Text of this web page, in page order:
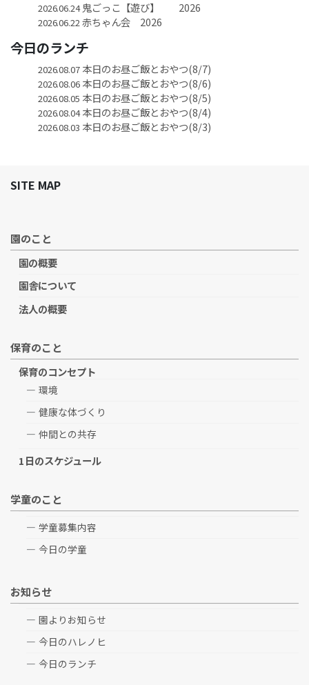
2026.06.24鬼ごっこ【遊び】 2026
2026.06.22赤ちゃん会 2026
今日のランチ
2026.08.07本日のお昼ご飯とおやつ(8/7)
2026.08.06本日のお昼ご飯とおやつ(8/6)
2026.08.05 本日のお昼ご飯とおやつ(8/5)
2026.08.04本日のお昼ご飯とおやつ(8/4)
2026.08.03 本日のお昼ご飯とおやつ(8/3)
SITE MAP
園のこと
園の概要
園舎について
法人の概要
保育のこと
保育のコンセプト
環境
健康な体づくり
仲間との共存
1日のスケジュール
学童のこと
学童募集内容
今日の学童
お知らせ
園よりお知らせ
今日のハレノヒ
今日のランチ